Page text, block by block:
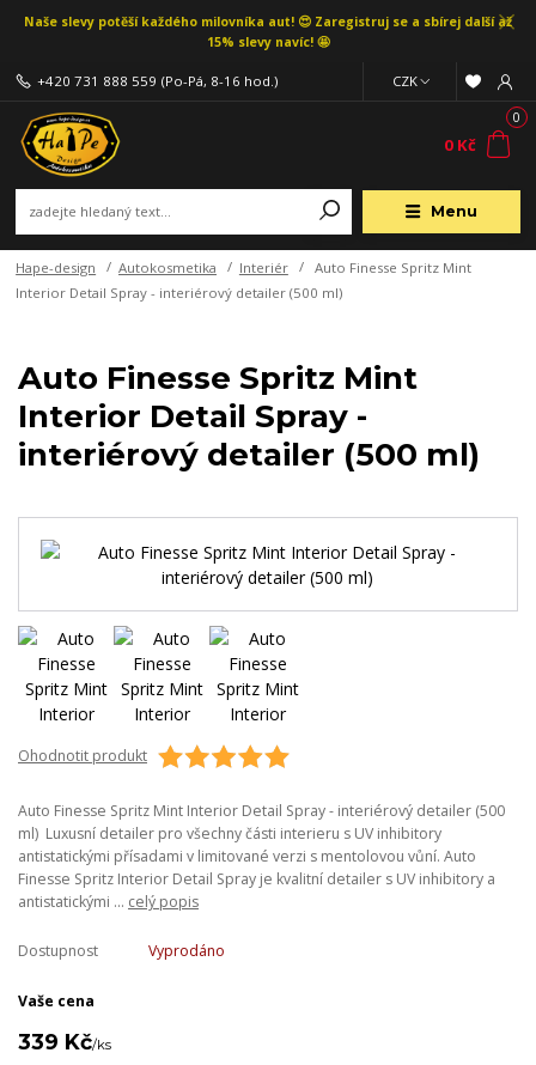
Naše slevy potěší každého milovníka aut! 😍 Zaregistruj se a sbírej další až
15% slevy navíc! 🤩
Menu
CZK
+420 731 888 559 (Po-Pá, 8-16 hod.)
0
0 Kč
Hape-design Autokosmetika Interiér
Auto Finesse Spritz Mint
Interior Detail Spray - interiérový detailer (500 ml)
Auto Finesse Spritz Mint
Interior Detail Spray -
interiérový detailer (500 ml)
Ohodnotit produkt
Auto Finesse Spritz Mint Interior Detail Spray - interiérový detailer (500
ml) Luxusní detailer pro všechny části interieru s UV inhibitory
antistatickými přísadami v limitované verzi s mentolovou vůní. Auto
Finesse Spritz Interior Detail Spray je kvalitní detailer s UV inhibitory a
antistatickými ... celý popis
Dostupnost Vyprodáno
Vaše cena
339 Kč/ks